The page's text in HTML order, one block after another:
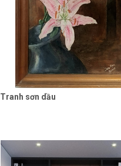
Liên hệ
Tranh sơn dầu